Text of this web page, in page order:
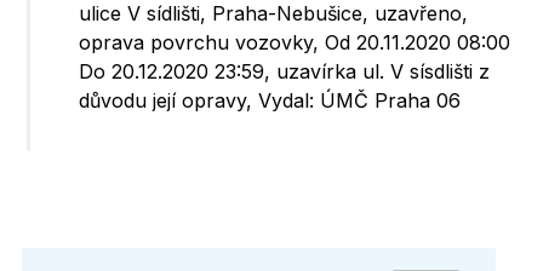
ulice V sídlišti, Praha-Nebušice, uzavřeno,
oprava povrchu vozovky, Od 20.11.2020 08:00
Do 20.12.2020 23:59, uzavírka ul. V sísdlišti z
důvodu její opravy, Vydal: ÚMČ Praha 06